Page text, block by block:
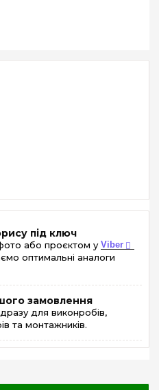
під ключ
або проєктом у Viber
оптимальні аналоги
замовлення
для виконробів,
та монтажників.